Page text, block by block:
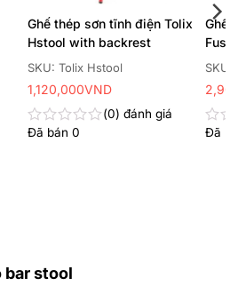
SKU: Tolix Hstool
Ghế thép sơn tĩnh điện Tolix
Hstool with backrest
Được
0
đánh giá
Đã bán 0
1,120,000VND
Đã
bar stool